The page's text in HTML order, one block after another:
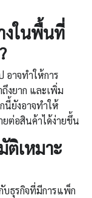
งในพื้นที่
?
อาจทำให้การ
งยาก และเพิ่ม
นี้ยังอาจทำให้
ยต่อสินค้าได้ง่ายขึ้น
ติเหมาะ
บธุรกิจที่มีการแพ็ก